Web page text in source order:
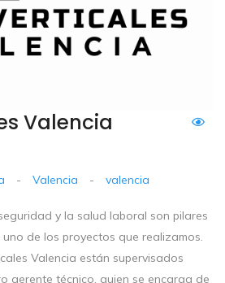
Valencia
- Valencia - valencia
y la salud laboral son pilares
de los proyectos que realizamos.
Valencia están supervisados
gerente técnico, quien se encarga de